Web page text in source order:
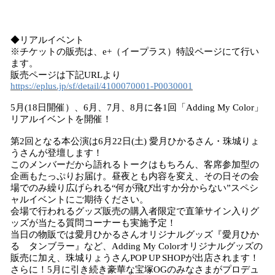
◆リアルイベント
※チケットの販売は、e+（イープラス）特設ページにて行い
ます。
販売ページは下記URLより
https://eplus.jp/sf/detail/4100070001-P0030001
5月(18日開催）、6月、7月、8月に各1回「Adding My Color」
リアルイベントを開催！
第2回となる本公演は6月22日(土) 愛月ひかるさん・珠城りょ
うさんが登壇します！
このメンバーだから語れるトークはもちろん、客席参加型の
企画もたっぷりお届け。昼夜とも内容を変え、その日その会
場でのみ繰り広げられる“何が飛び出すか分からない”スペシ
ャルイベントにご期待ください。
会場で行われるグッズ販売の購入者限定で直筆サイン入りグ
ッズが当たる質問コーナーも実施予定！
当日の物販では愛月ひかるさんオリジナルグッズ『愛月ひか
る タンブラー』など、Adding My Colorオリジナルグッズの
販売に加え、珠城りょうさんPOP UP SHOPが出店されます！
さらに！5月に引き続き豪華な宝塚OGのみなさまがプロデュ